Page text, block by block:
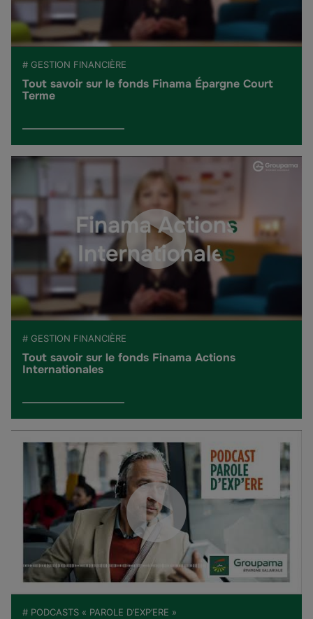
# GESTION FINANCIÈRE
Tout savoir sur le fonds Finama Épargne Court
Terme
# GESTION FINANCIÈRE
Tout savoir sur le fonds Finama Actions
Internationales
# PODCASTS « PAROLE D’EXP’ERE »